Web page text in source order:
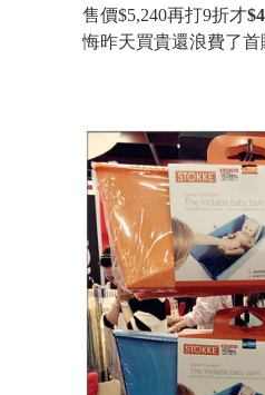
售價$5,240再打9折才
悔昨天買貴還浪費了首